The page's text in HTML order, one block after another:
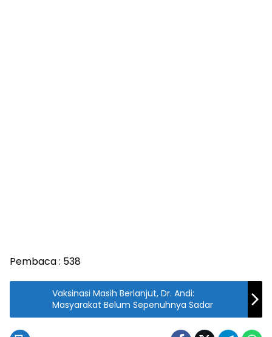
Pembaca : 538
Vaksinasi Masih Berlanjut, Dr. Andi:
Masyarakat Belum Sepenuhnya Sadar